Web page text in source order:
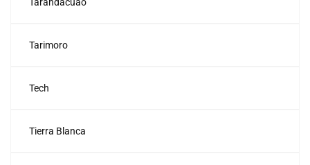
Tarandacuao
Tarimoro
Tech
Tierra Blanca